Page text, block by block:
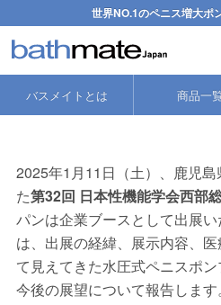
世界NO.1のペニス増大
バスメイトとは 商品一
ハイドロマックス/ペニス
2025年1月11日（土）、鹿児
た第32回 日本性機能学会西部
パンは企業ブースとして出展
は、出展の経緯、展示内容、
て見えてきた水圧式ペニスポ
今後の展望について報告します。